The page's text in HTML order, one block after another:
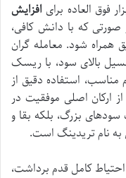
فوق العاده برای افزایش
صورتی که با دانش کافی،
شود. معامله گران
بالای سود، با ریسک
استفاده دقیق از
ارکان اصلی موفقیت در
بزرگ، بلکه بقا و
به نام تریدینگ است.
کامل قدم برداشت،